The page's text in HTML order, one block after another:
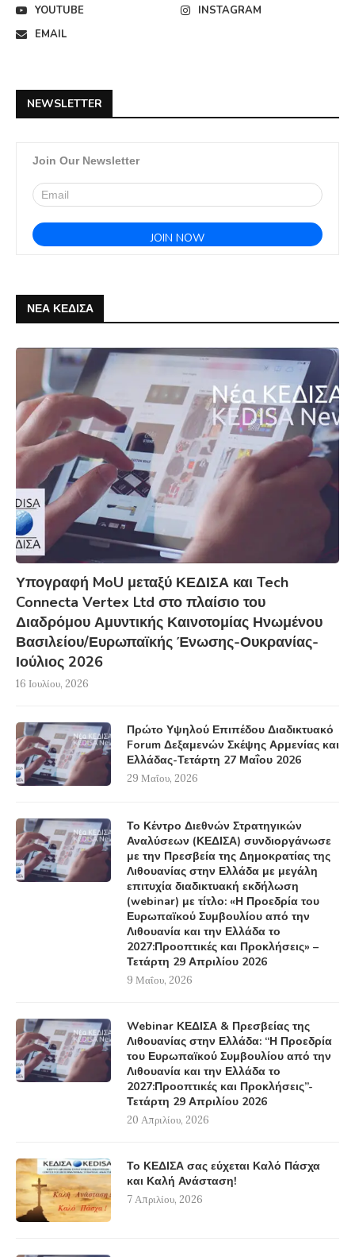
YOUTUBE
INSTAGRAM
EMAIL
NEWSLETTER
Join Our Newsletter
ΝΕΑ ΚΕΔΙΣΑ
Υπογραφή MoU μεταξύ ΚΕΔΙΣΑ και Tech
Connecta Vertex Ltd στο πλαίσιο του
Διαδρόμου Αμυντικής Καινοτομίας Ηνωμένου
Βασιλείου/Ευρωπαϊκής Ένωσης-Ουκρανίας-
Ιούλιος 2026
16 Ιουλίου, 2026
Πρώτο Υψηλού Επιπέδου Διαδικτυακό
Forum Δεξαμενών Σκέψης Αρμενίας και
Ελλάδας-Τετάρτη 27 Μαΐου 2026
29 Μαΐου, 2026
Το Κέντρο Διεθνών Στρατηγικών
Αναλύσεων (ΚΕΔΙΣΑ) συνδιοργάνωσε
με την Πρεσβεία της Δημοκρατίας της
Λιθουανίας στην Ελλάδα με μεγάλη
επιτυχία διαδικτυακή εκδήλωση
(webinar) με τίτλο: «Η Προεδρία του
Ευρωπαϊκού Συμβουλίου από την
Λιθουανία και την Ελλάδα το
2027:Προοπτικές και Προκλήσεις» –
Τετάρτη 29 Απριλίου 2026
9 Μαΐου, 2026
Webinar ΚΕΔΙΣΑ & Πρεσβείας της
Λιθουανίας στην Ελλάδα: “Η Προεδρία
του Ευρωπαϊκού Συμβουλίου από την
Λιθουανία και την Ελλάδα το
2027:Προοπτικές και Προκλήσεις”-
Τετάρτη 29 Απριλίου 2026
20 Απριλίου, 2026
Το ΚΕΔΙΣΑ σας εύχεται Καλό Πάσχα
και Καλή Ανάσταση!
7 Απριλίου, 2026